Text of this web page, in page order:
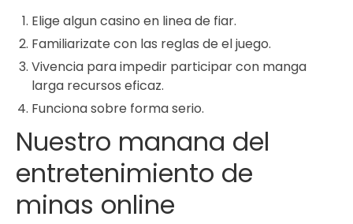
Elige algun casino en linea de fiar.
Familiarizate con las reglas de el juego.
Vivencia para impedir participar con manga
larga recursos eficaz.
Funciona sobre forma serio.
Nuestro manana del
entretenimiento de
minas online